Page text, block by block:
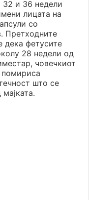
32 и 36 недели
лицата на
со
Претходните
дека фетусите
28 недели од
човечкиот
што се